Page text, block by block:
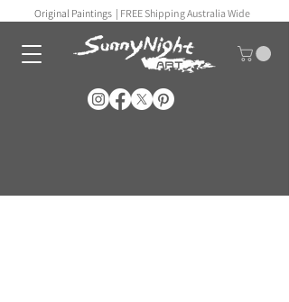
Original Paintings | FREE Shipping Australia Wide